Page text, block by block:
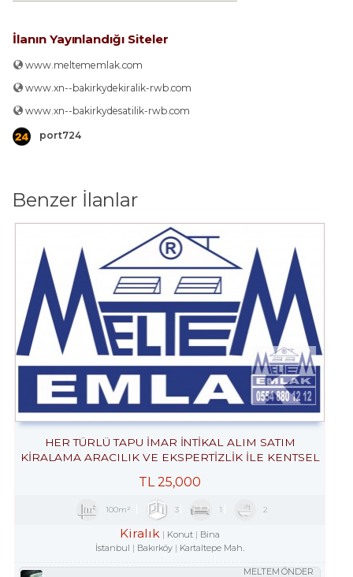
İlanın Yayınlandığı Siteler
www.meltememlak.com
www.xn--bakirkydekiralik-rwb.com
www.xn--bakirkydesatilik-rwb.com
port724
Benzer İlanlar
HER TÜRLÜ TAPU İMAR İNTİKAL ALIM SATIM
KİRALAMA ARACILIK VE EKSPERTİZLİK ILE KENTSEL
TL25,000
100m² 3 1 2
Kiralık Konut
Bina
İstanbul
Bakırköy Kartaltepe Mah.
MELTEM ÖNDER